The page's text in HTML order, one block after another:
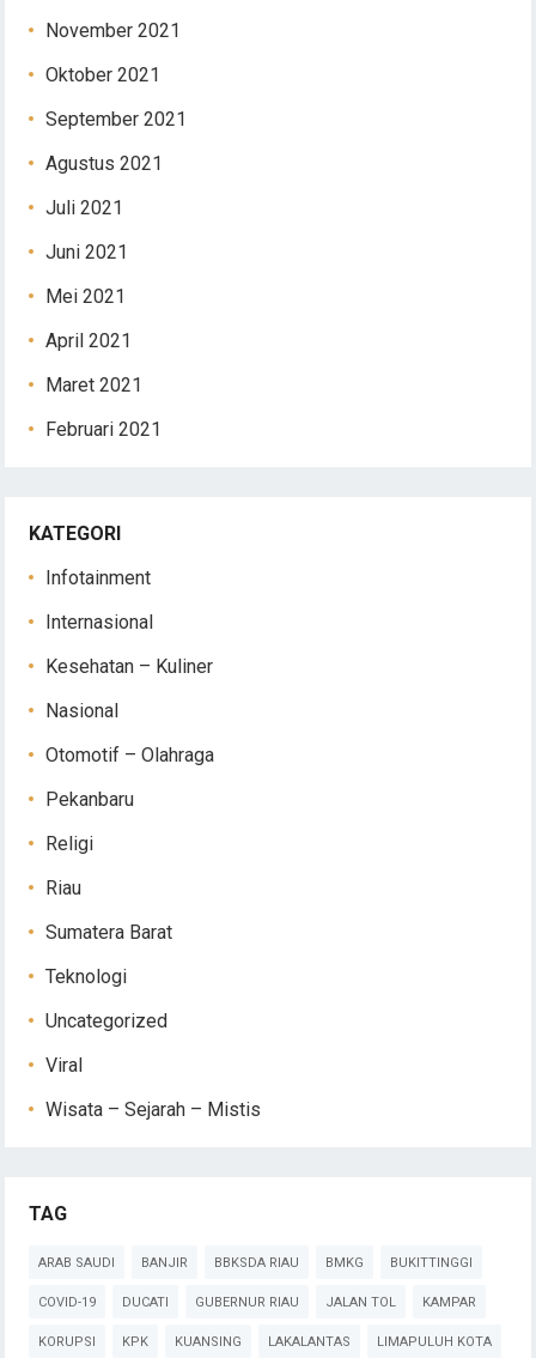
November 2021
Oktober 2021
September 2021
Agustus 2021
Juli 2021
Juni 2021
Mei 2021
April 2021
Maret 2021
Februari 2021
KATEGORI
Infotainment
Internasional
Kesehatan – Kuliner
Nasional
Otomotif – Olahraga
Pekanbaru
Religi
Riau
Sumatera Barat
Teknologi
Uncategorized
Viral
Wisata – Sejarah – Mistis
TAG
ARAB SAUDI BANJIR BBKSDA RIAU BMKG BUKITTINGGI
COVID-19 DUCATI GUBERNUR RIAU JALAN TOL KAMPAR
KORUPSI KPK KUANSING LAKALANTAS LIMAPULUH KOTA